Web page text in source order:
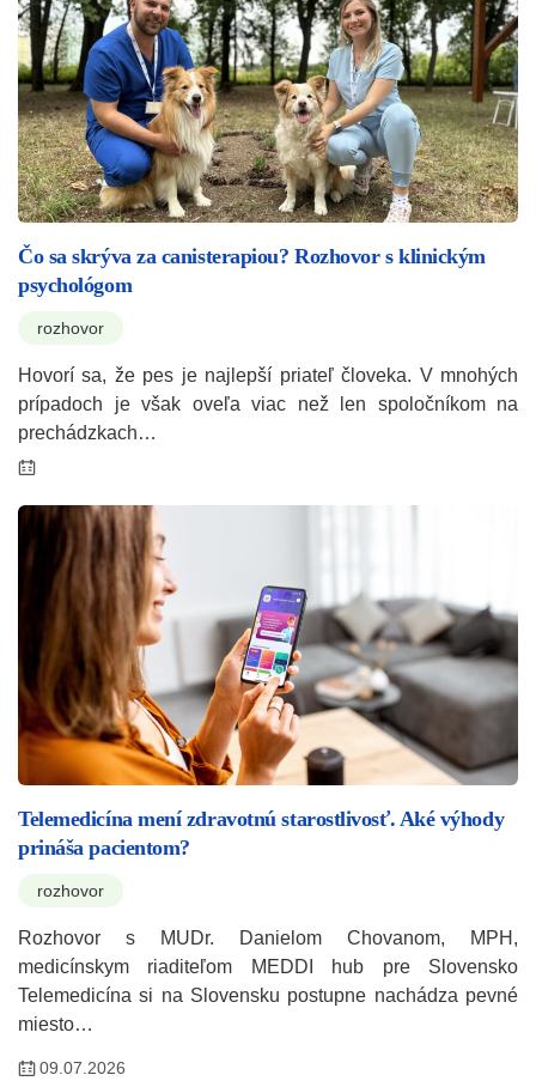
Čo sa skrýva za canisterapiou? Rozhovor s klinickým
psychológom
rozhovor
Hovorí sa, že pes je najlepší priateľ človeka. V mnohých
prípadoch je však oveľa viac než len spoločníkom na
prechádzkach…
Telemedicína mení zdravotnú starostlivosť. Aké výhody
prináša pacientom?
rozhovor
Rozhovor s MUDr. Danielom Chovanom, MPH,
medicínskym riaditeľom MEDDI hub pre Slovensko
Telemedicína si na Slovensku postupne nachádza pevné
miesto…
09.07.2026